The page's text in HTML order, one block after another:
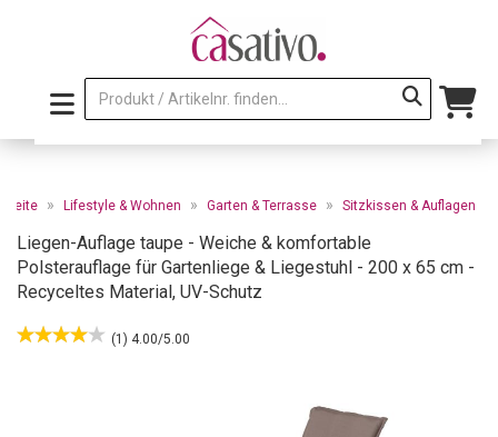
» Lifestyle & Wohnen » Garten & Terrasse » Sitzkissen & Auflagen
Liegen-Auflage taupe - Weiche & komfortable
Polsterauflage für Gartenliege & Liegestuhl - 200 x 65 cm -
Recyceltes Material, UV-Schutz
(1) 4.00/5.00